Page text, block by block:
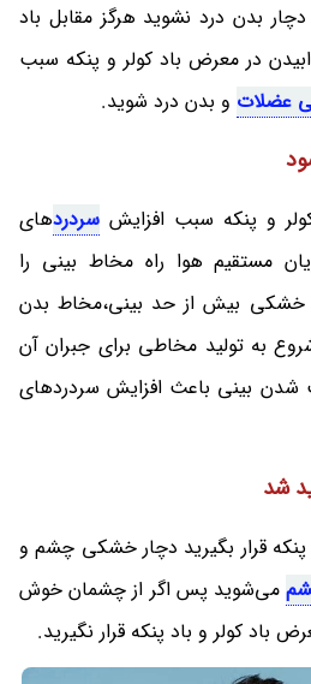
بدن درد نشوید هرگز مقابل باد
در معرض باد کولر و پنکه سبب
عضلات و بدن درد شوید.
و پنکه سبب افزایش سردردهای
مستقیم هوا راه مخاط بینی را
بیش از حد بینی،مخاط بدن
به تولید مخاطی برای جبران آن
شدن بینی باعث افزایش سردردهای
شد
پنکه قرار بگیرید دچار خشکی چشم و
می‌شوید پس اگر از چشمان خوش
باد کولر و باد پنکه قرار نگیرید.